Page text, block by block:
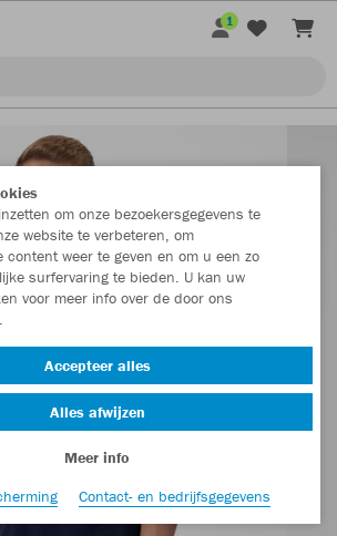
1
om onze bezoekersgegevens te
website te verbeteren, om
content weer te geven en om u een zo
surfervaring te bieden. U kan uw
voor meer info over de door ons
Accepteer alles
Alles afwijzen
Meer info
Contact- en bedrijfsgegevens